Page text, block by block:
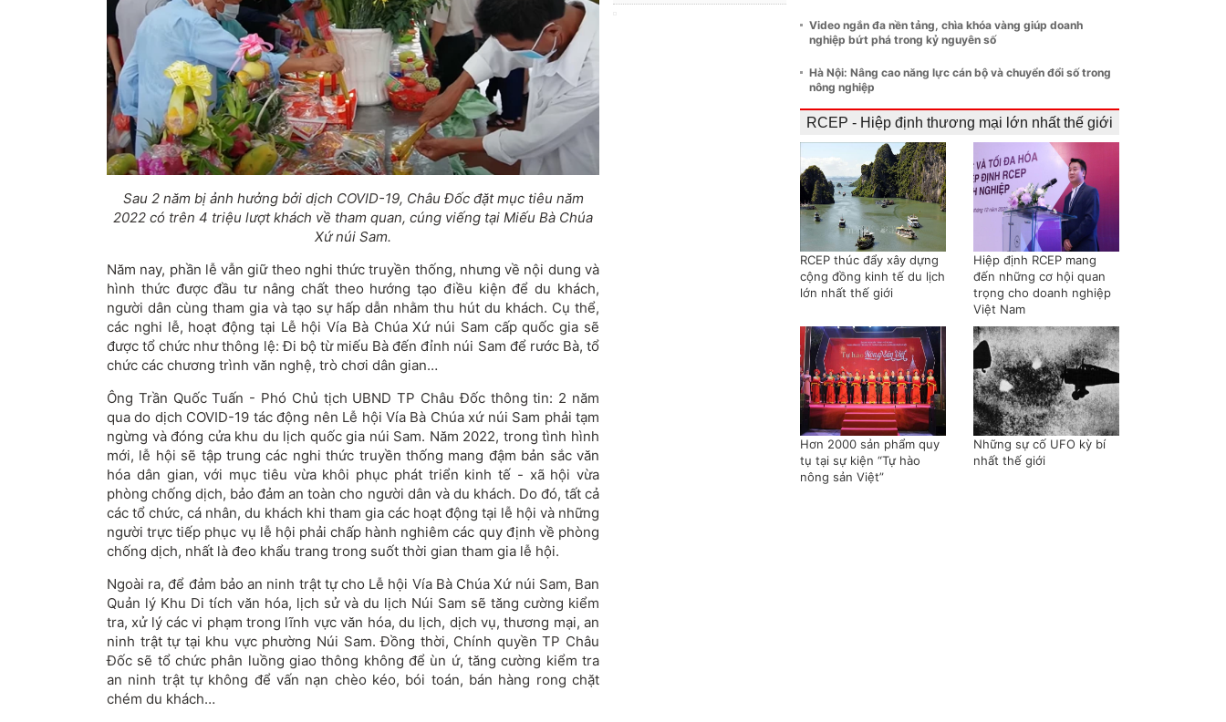
Sau 2 năm bị ảnh hưởng bởi dịch COVID-19, Châu Đốc đặt mục tiêu năm
2022 có trên 4 triệu lượt khách về tham quan, cúng viếng tại Miếu Bà Chúa
Xứ núi Sam.
Năm nay, phần lễ vẫn giữ theo nghi thức truyền thống, nhưng về nội dung và
hình thức được đầu tư nâng chất theo hướng tạo điều kiện để du khách,
người dân cùng tham gia và tạo sự hấp dẫn nhằm thu hút du khách. Cụ thể,
các nghi lễ, hoạt động tại Lễ hội Vía Bà Chúa Xứ núi Sam cấp quốc gia sẽ
được tổ chức như thông lệ: Đi bộ từ miếu Bà đến đỉnh núi Sam để rước Bà, tổ
chức các chương trình văn nghệ, trò chơi dân gian…
Ông Trần Quốc Tuấn - Phó Chủ tịch UBND TP Châu Đốc thông tin: 2 năm
qua do dịch COVID-19 tác động nên Lễ hội Vía Bà Chúa xứ núi Sam phải tạm
ngừng và đóng cửa khu du lịch quốc gia núi Sam. Năm 2022, trong tình hình
mới, lễ hội sẽ tập trung các nghi thức truyền thống mang đậm bản sắc văn
hóa dân gian, với mục tiêu vừa khôi phục phát triển kinh tế - xã hội vừa
phòng chống dịch, bảo đảm an toàn cho người dân và du khách. Do đó, tất cả
các tổ chức, cá nhân, du khách khi tham gia các hoạt động tại lễ hội và những
người trực tiếp phục vụ lễ hội phải chấp hành nghiêm các quy định về phòng
chống dịch, nhất là đeo khẩu trang trong suốt thời gian tham gia lễ hội.
Ngoài ra, để đảm bảo an ninh trật tự cho Lễ hội Vía Bà Chúa Xứ núi Sam, Ban
Quản lý Khu Di tích văn hóa, lịch sử và du lịch Núi Sam sẽ tăng cường kiểm
tra, xử lý các vi phạm trong lĩnh vực văn hóa, du lịch, dịch vụ, thương mại, an
ninh trật tự tại khu vực phường Núi Sam. Đồng thời, Chính quyền TP Châu
Đốc sẽ tổ chức phân luồng giao thông không để ùn ứ, tăng cường kiểm tra
an ninh trật tự không để vấn nạn chèo kéo, bói toán, bán hàng rong chặt
chém du khách…
Video ngắn đa nền tảng, chìa khóa vàng giúp doanh
nghiệp bứt phá trong kỷ nguyên số
Hà Nội: Nâng cao năng lực cán bộ và chuyển đổi số trong
nông nghiệp
RCEP - Hiệp định thương mại lớn nhất thế giới
RCEP thúc đẩy xây dựng
cộng đồng kinh tế du lịch
lớn nhất thế giới
Hiệp định RCEP mang
đến những cơ hội quan
trọng cho doanh nghiệp
Việt Nam
Hơn 2000 sản phẩm quy
tụ tại sự kiện “Tự hào
nông sản Việt”
Những sự cố UFO kỳ bí
nhất thế giới